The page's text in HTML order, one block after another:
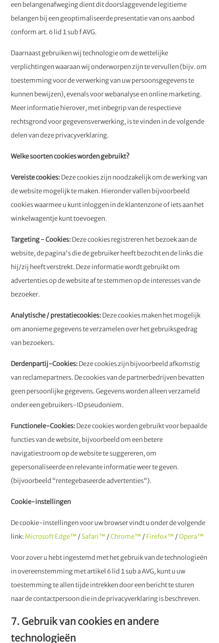
een belangenafweging dient dit doorslaggevende legitieme
belangen bij een geoptimaliseerde presentatie van ons aanbod
conform art. 6 lid 1 sub f AVG.
Daarnaast gebruiken wij technologie om de wettelijke
verplichtingen waaraan wij onderworpen zijn te vervullen (bijv. om
toestemming voor de verwerking van uw persoonsgegevens te
kunnen bewijzen), evenals voor webanalyse en online marketing.
Meer informatie hierover, met inbegrip van de respectieve
rechtsgrond voor gegevensverwerking, is te vinden in de volgende
delen van deze privacyverklaring.
Welke soorten cookies worden gebruikt?
Vereiste cookies: Deze cookies zijn noodzakelijk om de werking van
de website mogelijk te maken. Hieronder vallen bijvoorbeeld
cookies waarmee u kunt inloggen in de klantenzone of iets aan het
winkelwagentje kunt toevoegen.
Targeting - Cookies: Deze cookies registreren het bezoek aan de
website, de pagina's die de gebruiker heeft bezocht en de links die
hij/zij heeft verstrekt. Deze informatie wordt gebruikt om
advertenties op de website af te stemmen op de interesses van de
bezoeker.
Analytische / prestatiecookies: Deze cookies maken het mogelijk
om anonieme gegevens te verzamelen over het gebruiksgedrag
van bezoekers.
Derdenpartij-Cookies: Deze cookies zijn bijvoorbeeld afkomstig
van reclamepartners. De cookies van de partnerbedrijven bevatten
geen persoonlijke gegevens. Gegevens worden alleen verzameld
onder een gebruikers-ID pseudoniem.
Functionele-Cookies: Deze cookies worden gebruikt voor bepaalde
functies van de website, bijvoorbeeld om een betere
navigatiestroom op de website te suggereren, om
gepersonaliseerde en relevante informatie weer te geven.
(bijvoorbeeld “rentegebaseerde advertenties“).
Cookie-instellingen
De cookie-instellingen voor uw browser vindt u onder de volgende
link: Microsoft Edge™ / Safari™ /Chrome™ / Firefox™ /Opera™
Voor zover u hebt ingestemd met het gebruik van de technologieën
in overeenstemming met artikel 6 lid 1 sub a AVG, kunt u uw
toestemming te allen tijde intrekken door een bericht te sturen
naar de contactpersoon die in de privacyverklaring is beschreven.
7. Gebruik van cookies en andere
technologieën